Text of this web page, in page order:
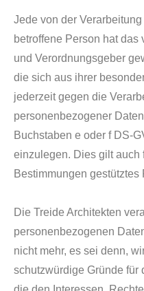
Jede von der
betroffene Person hat
und Verordnungsgeber
die sich aus ihrer
jederzeit gegen die
personenbezogener
Buchstaben e oder f DS-
einzulegen. Dies gilt auch
Bestimmungen gestütztes
Die Treide Architekten
personenbezogenen
nicht mehr, es sei denn,
schutzwürdige Gründe für